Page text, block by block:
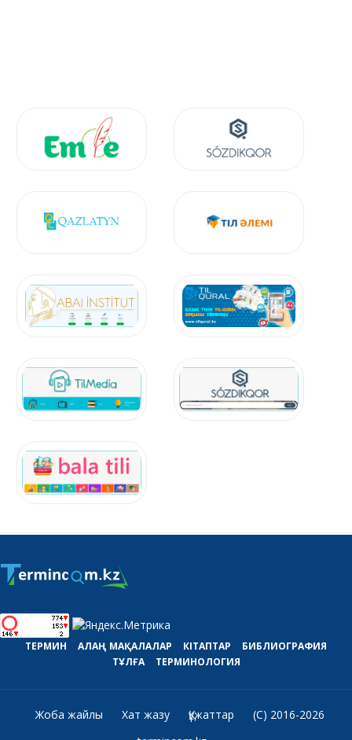
ТЕРМИН АЛАҢ МАҚАЛАЛАР КІТАПТАР
БИБЛИОГРАФИЯ
ТҰЛҒА
ТЕРМИНОЛОГИЯ
Жоба жайлы Хат жазу Құжаттар
(C) 2016-2026